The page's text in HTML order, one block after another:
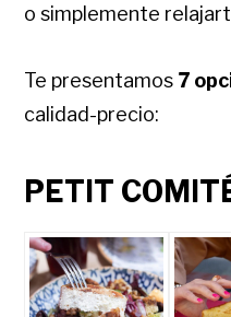
o simplemente
Te presentamos 7
calidad-precio:
PETIT